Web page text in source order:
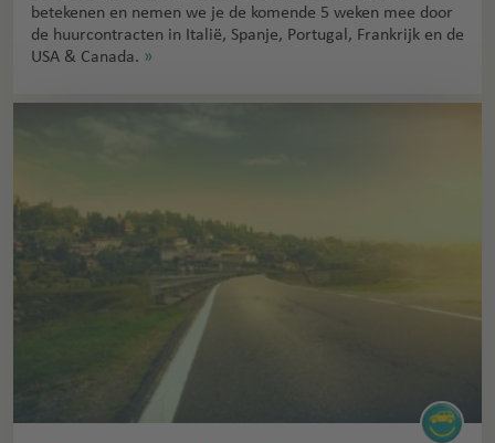
betekenen en nemen we je de komende 5 weken mee door
de huurcontracten in Italië, Spanje, Portugal, Frankrijk en de
USA & Canada. »